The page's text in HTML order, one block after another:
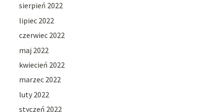
sierpień 2022
lipiec 2022
czerwiec 2022
maj 2022
kwiecień 2022
marzec 2022
luty 2022
styczeń 2022